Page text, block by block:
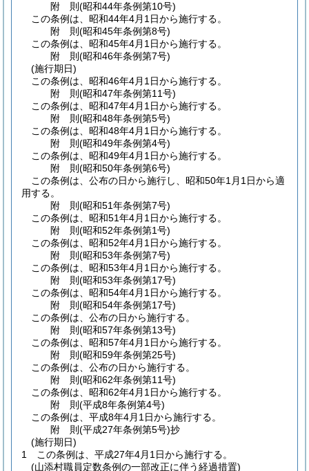
附 則(昭和44年条例第10号)
この条例は、昭和44年4月1日から施行する。
附 則(昭和45年条例第8号)
この条例は、昭和45年4月1日から施行する。
附 則(昭和46年条例第7号)
(施行期日)
この条例は、昭和46年4月1日から施行する。
附 則(昭和47年条例第11号)
この条例は、昭和47年4月1日から施行する。
附 則(昭和48年条例第5号)
この条例は、昭和48年4月1日から施行する。
附 則(昭和49年条例第4号)
この条例は、昭和49年4月1日から施行する。
附 則(昭和50年条例第6号)
この条例は、公布の日から施行し、昭和50年1月1日から適
用する。
附 則(昭和51年条例第7号)
この条例は、昭和51年4月1日から施行する。
附 則(昭和52年条例第1号)
この条例は、昭和52年4月1日から施行する。
附 則(昭和53年条例第7号)
この条例は、昭和53年4月1日から施行する。
附 則(昭和53年条例第17号)
この条例は、昭和54年4月1日から施行する。
附 則(昭和54年条例第17号)
この条例は、公布の日から施行する。
附 則(昭和57年条例第13号)
この条例は、昭和57年4月1日から施行する。
附 則(昭和59年条例第25号)
この条例は、公布の日から施行する。
附 則(昭和62年条例第11号)
この条例は、昭和62年4月1日から施行する。
附 則(平成8年条例第4号)
この条例は、平成8年4月1日から施行する。
附 則(平成27年条例第5号)抄
(施行期日)
1
この条例は、平成27年4月1日から施行する。
(山添村職員定数条例の一部改正に伴う経過措置)